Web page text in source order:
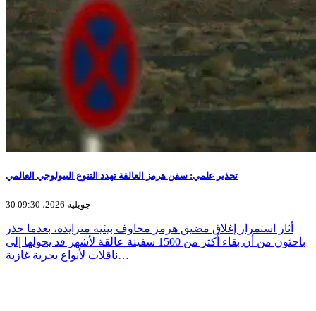
تحذير علمي: سفن هرمز العالقة تهدد التنوع البيولوجي العالمي
30 جويلية 2026، 09:30
أثار استمرار إغلاق مضيق هرمز مخاوف بيئية متزايدة، بعدما حذر
باحثون من أن بقاء أكثر من 1500 سفينة عالقة لأشهر قد يحولها إلى
ناقلات لأنواع بحرية غازية…